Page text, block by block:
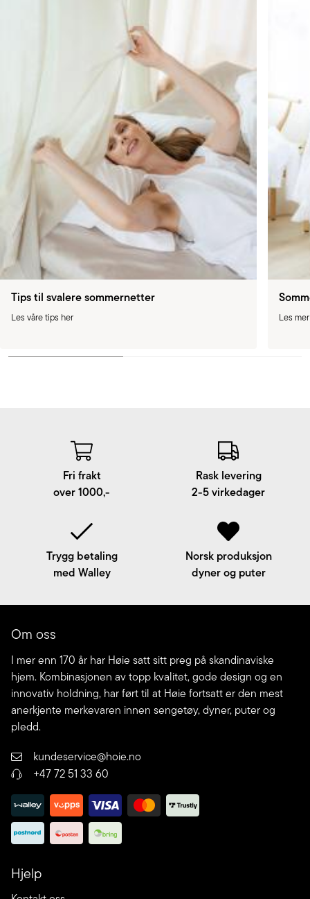
Tips til svalere sommernetter
Les våre tips her Les
Fri frakt
over 1000,-
Rask levering
2-5 virkedager
Trygg betaling
med Walley
Norsk produksjon
dyner og puter
Om oss
I mer enn 170 år har Høie satt sitt preg på skandinaviske
hjem. Kombinasjonen av topp kvalitet, gode design og en
innovativ holdning, har ført til at Høie fortsatt er den mest
anerkjente merkevaren innen sengetøy, dyner, puter og
pledd.
kundeservice@hoie.no
+47 72 51 33 60
Hjelp